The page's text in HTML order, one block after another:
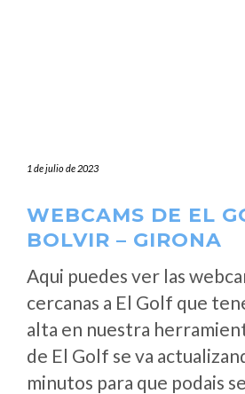
1 de julio de 2023
WEBCAMS DE EL
BOLVIR – GIRONA
Aqui puedes ver las
cercanas a El Golf que
alta en nuestra
de El Golf se va
minutos para que podais